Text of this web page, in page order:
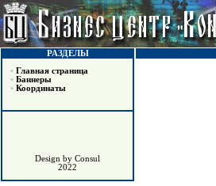
РАЗДЕЛЫ
• Главная страница
• Баннеры
• Координаты
Design by Consul
2022